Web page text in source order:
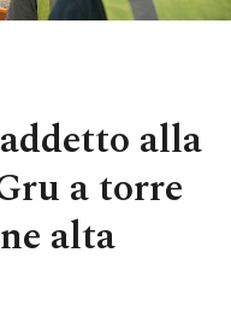
alla
a torre
alta